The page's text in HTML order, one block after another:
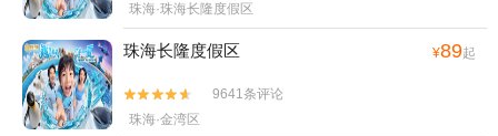
珠海·珠海长隆度假区
珠海长隆度假区 ¥89起


9641条评论
珠海·金湾区